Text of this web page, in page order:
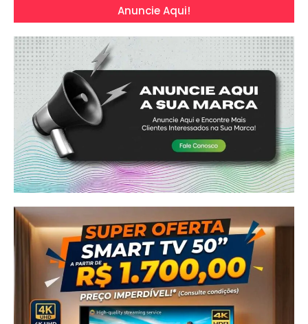
Anuncie Aqui!